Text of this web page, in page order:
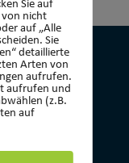
e.V.
Sie auf
von nicht
auf „Alle
Sie
detaillierte
Arten von
aufrufen.
aufrufen und
(z.B.
auf